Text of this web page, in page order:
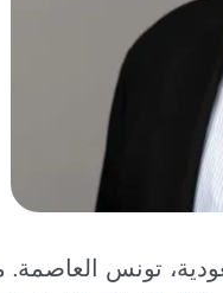
تونس